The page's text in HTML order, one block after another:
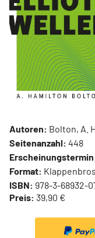
Autoren: Bolton, A.
Seitenanzahl: 448
Format:
ISBN: 978-3-68932-
Preis: 39,90 €